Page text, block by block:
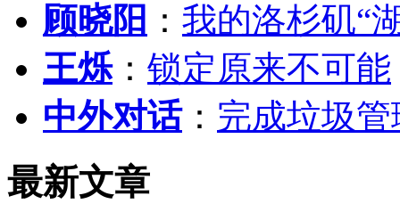
顾晓阳 ： 我的洛杉矶“
王烁： 锁定原来不可能
中外对话： 完成垃圾管
最新文章